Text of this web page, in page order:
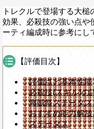
トレクルで登場する大
効果、必殺技の強い点や
ーティ編成時に参考にし
【評価目次】
評価点と基本性能
必殺技(スキル)の
海賊祭ステータ
おすすめ能力解
ステータス